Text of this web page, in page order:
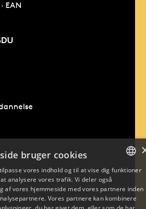
EAN
ENGLISH
bruger cookies
vores indhold og til at vise dig funktioner
analysere vores trafik. Vi deler også
af vores hjemmeside med vores partnere inden
Vores partnere kan kombinere